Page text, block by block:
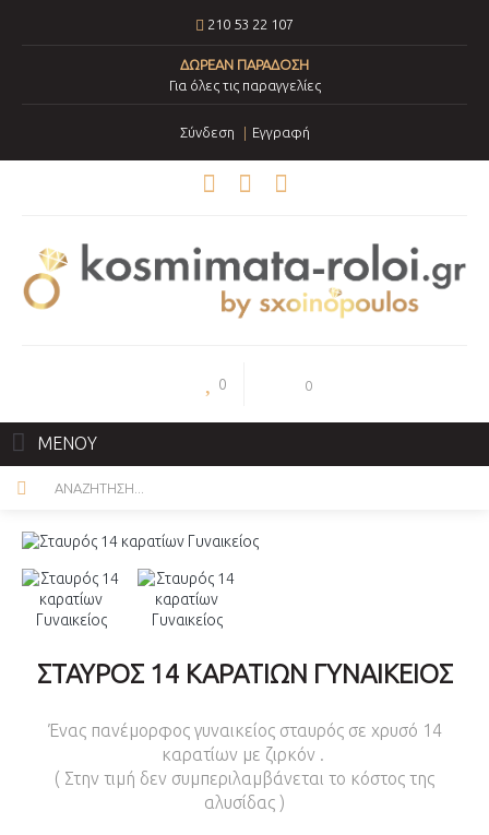
210 53 22 107
ΔΩΡΕΑΝ ΠΑΡΑΔΟΣΗ
Για όλες τις παραγγελίες
Σύνδεση Εγγραφή
0 0
ΜΕΝΟΥ
ΣΤΑΥΡΌΣ 14 ΚΑΡΑΤΊΩΝ ΓΥΝΑΙΚΕΊΟΣ
Ένας πανέμορφος γυναικείος σταυρός σε χρυσό 14
καρατίων με ζιρκόν .
( Στην τιμή δεν συμπεριλαμβάνεται το κόστος της
αλυσίδας )